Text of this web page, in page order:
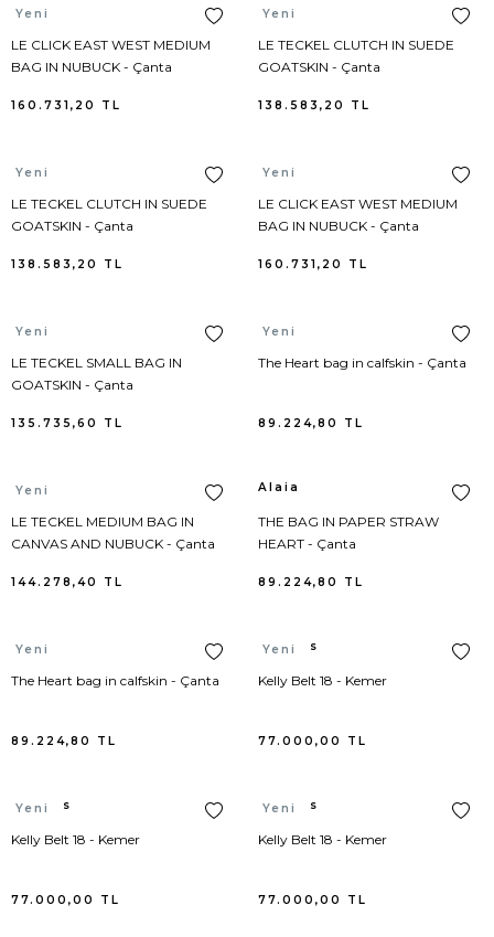
Loewe
Loro Piana
Marni
MCM
Moschino
New Balance
Paige
Premiata
Rag&Bone
Ralph Lauren
Pelerin
Pijama Alt
Pijama Üst
Plaj Elbisesi
Sabahlık
Şort
Kayak Mont
Sütyen
Sweatshirt
Tayt
Yeni
Alaia
LE CLICK EAST WEST MEDIUM
BAG IN NUBUCK - Çanta
160.731,20 TL
Yeni
Alaia
LE TECKEL CLUTCH IN SUEDE
GOATSKIN - Çanta
138.583,20 TL
Yeni
Alaia
LE TECKEL CLUTCH IN SUEDE
GOATSKIN - Çanta
138.583,20 TL
Yeni
Alaia
LE CLICK EAST WEST MEDIUM
BAG IN NUBUCK - Çanta
160.731,20 TL
Yeni
Alaia
LE TECKEL SMALL BAG IN
GOATSKIN - Çanta
135.735,60 TL
Yeni
Alaia
The Heart bag in calfskin - Çanta
89.224,80 TL
Yeni
Alaia
LE TECKEL MEDIUM BAG IN
CANVAS AND NUBUCK - Çanta
144.278,40 TL
Alaia
THE BAG IN PAPER STRAW
HEART - Çanta
89.224,80 TL
Yeni
Alaia
The Heart bag in calfskin - Çanta
89.224,80 TL
Yeni
Hermes
Kelly Belt 18 - Kemer
77.000,00 TL
Yeni
Hermes
Kelly Belt 18 - Kemer
77.000,00 TL
Yeni
Hermes
Kelly Belt 18 - Kemer
77.000,00 TL